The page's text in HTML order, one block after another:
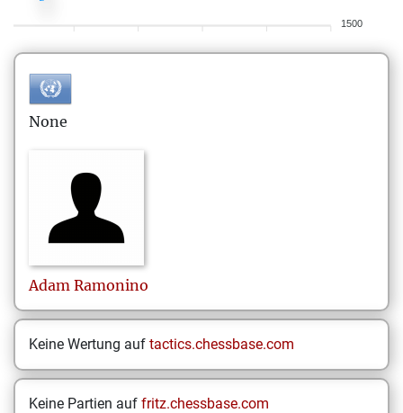
1500
None
Adam Ramonino
Keine Wertung auf tactics.chessbase.com
Keine Partien auf fritz.chessbase.com